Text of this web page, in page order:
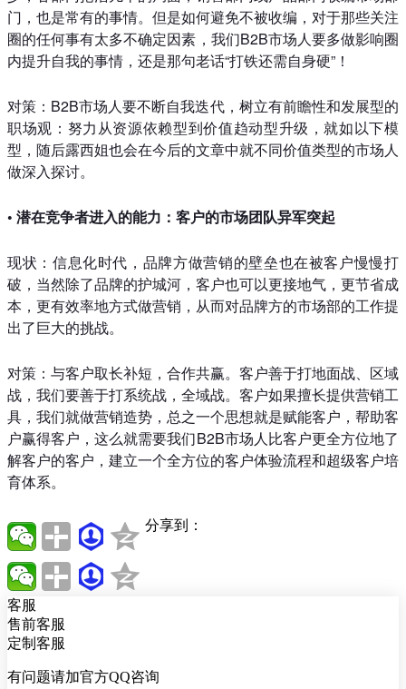
门，也是常有的事情。但是如何避免不被收编，对于那些关注
圈的任何事有太多不确定因素，我们B2B市场人要多做影响圈
内提升自我的事情，还是那句老话“打铁还需自身硬”！
对策：B2B市场人要不断自我迭代，树立有前瞻性和发展型的
职场观：努力从资源依赖型到价值趋动型升级，就如以下模
型，随后露西姐也会在今后的文章中就不同价值类型的市场人
做深入探讨。
• 潜在竞争者进入的能力：客户的市场团队异军突起
现状：信息化时代，品牌方做营销的壁垒也在被客户慢慢打
破，当然除了品牌的护城河，客户也可以更接地气，更节省成
本，更有效率地方式做营销，从而对品牌方的市场部的工作提
出了巨大的挑战。
对策：与客户取长补短，合作共赢。客户善于打地面战、区域
战，我们要善于打系统战，全域战。客户如果擅长提供营销工
具，我们就做营销造势，总之一个思想就是赋能客户，帮助客
户赢得客户，这么就需要我们B2B市场人比客户更全方位地了
解客户的客户，建立一个全方位的客户体验流程和超级客户培
育体系。
分享到：
客服
售前客服
定制客服
有问题请加官方QQ咨询